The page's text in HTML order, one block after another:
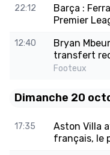
22:12
Barça :
Premier
12:40
Bryan
transfert
Footeux
Dimanche 20
17:35
Aston Villa
français, le